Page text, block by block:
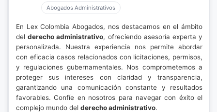
Abogados Administrativos
En Lex Colombia Abogados, nos destacamos en el ámbito
delderecho administrativo, ofreciendo asesoría experta y
personalizada. Nuestra experiencia nos permite abordar
con eficacia casos relacionados con licitaciones, permisos,
y regulaciones gubernamentales. Nos comprometemos a
proteger sus intereses con claridad y transparencia,
garantizando una comunicación constante y resultados
favorables. Confíe en nosotros para navegar con éxito el
complejo mundo del derecho administrativo.